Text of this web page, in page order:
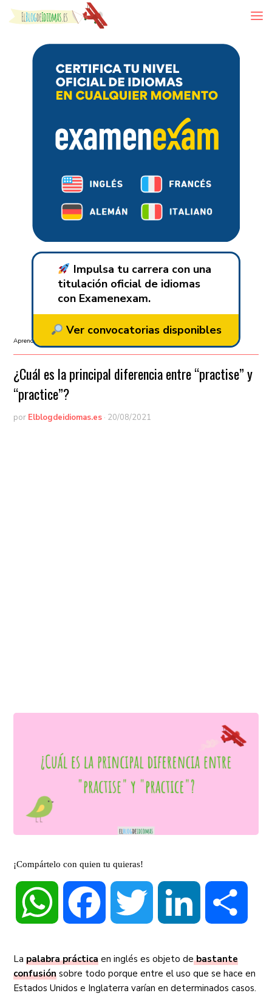
Skip to content
Impulsa tu carrera con una
titulación oficial de idiomas
con Examenexam.
Ver convocatorias disponibles
Aprender idiomas
¿Cuál es la principal diferencia entre “practise” y
“practice”?
por Elblogdeidiomas.es · 20/08/2021
¡Compártelo con quien tu quieras!
WhatsApp Facebook Twitter LinkedIn
Lapalabra práctica en inglés es objeto debastante
confusión sobre todo porque entre el uso que se hace en
Estados Unidos e Inglaterra varían en determinados casos.